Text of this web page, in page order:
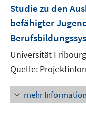
Studie zu den
befähigter
Universität Fribourg
Quelle:
mehr